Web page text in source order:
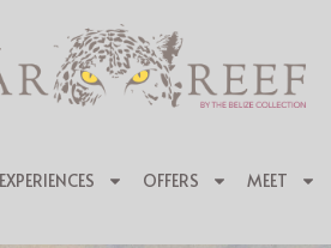
EXPERIENCES OFFERS MEET